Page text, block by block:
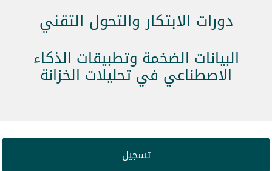
دورات الابتكار والتحول التقني
البيانات الضخمة وتطبيقات الذكاء
الاصطناعي في تحليلات الخزانة
تسجيل